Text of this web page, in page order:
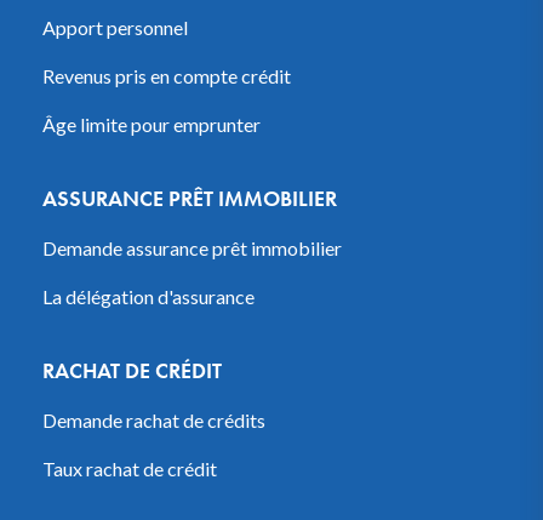
Apport personnel
Revenus pris en compte crédit
Âge limite pour emprunter
ASSURANCE PRÊT IMMOBILIER
Demande assurance prêt immobilier
La délégation d'assurance
RACHAT DE CRÉDIT
Demande rachat de crédits
Taux rachat de crédit